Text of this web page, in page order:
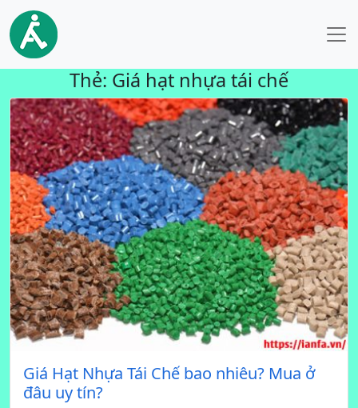
Thẻ: Giá hạt nhựa tái chế
Giá Hạt Nhựa Tái Chế bao nhiêu? Mua ở
đâu uy tín?